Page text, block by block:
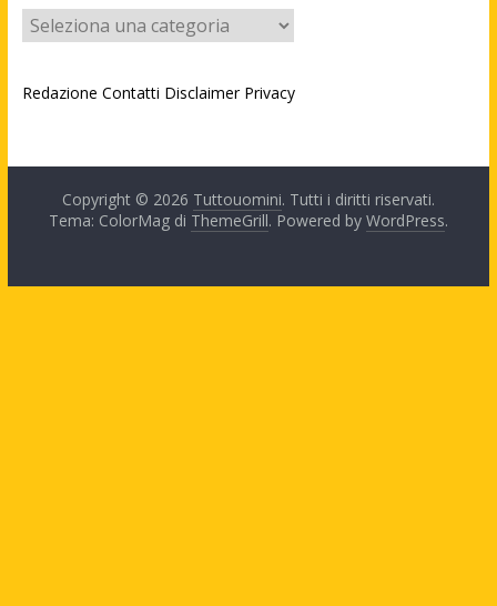
Categorie
Redazione Contatti Disclaimer Privacy
Copyright © 2026 Tuttouomini. Tutti i diritti riservati.
Tema: ColorMag di ThemeGrill. Powered by WordPress.